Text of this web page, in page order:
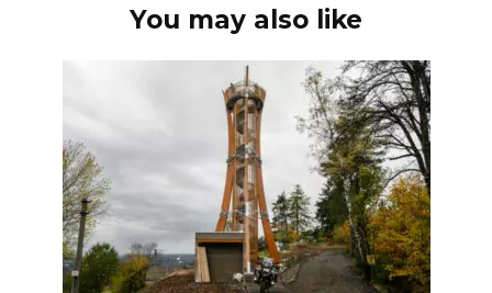
You may also like